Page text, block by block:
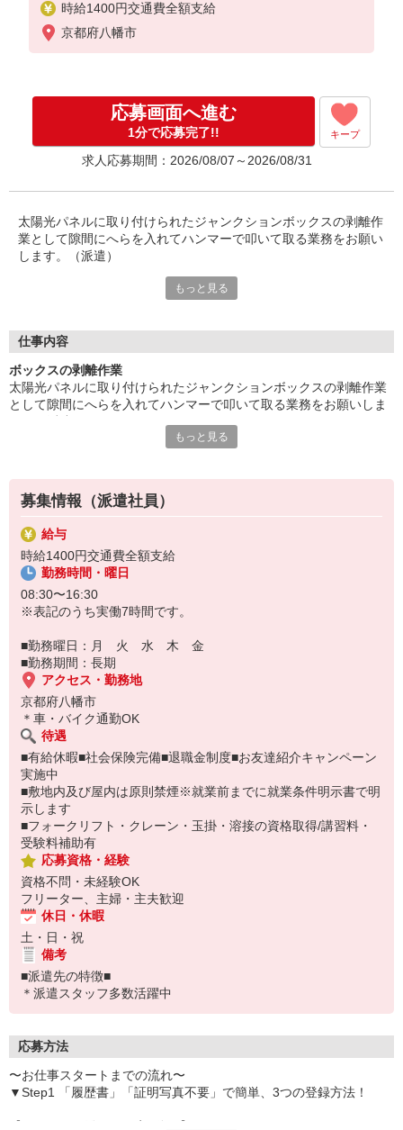
時給1400円交通費全額支給
京都府八幡市
応募画面へ進む
1分で応募完了!! キープ
求人応募期間：2026/08/07～2026/08/31
太陽光パネルに取り付けられたジャンクションボックスの剥離作
業として隙間にへらを入れてハンマーで叩いて取る業務をお願い
します。（派遣）
未経験者大歓迎。業務習熟のためのOJTがあり安心。土日祝休み
層の方が活躍しています。
（当社規定あり）
『テクノ・サービス』は、派遣業界大手スタッフサービスグルー
全国にあるお仕事の中から、一人ひとりのスキルや希望条件に応
安全管理体制も万全ですので安心してご就業いただけます。
登録方法は、【オンライン】【電話】【登録会来場】の3つから
選べます♪
★★履歴書・証明写真は不要！★★
また、ご登録済の方はお仕事の紹介がスムーズです。
ご応募お待ちしています。
もっと見る
仕事内容
ボックスの剥離作業
太陽光パネルに取り付けられたジャンクションボックスの剥離作業
として隙間にへらを入れてハンマーで叩いて取る業務をお願いしま
未経験者大歓迎。業務習熟のためのOJTがあり安心。土日祝休みで
の方が活躍しています。
もっと見る
募集情報（派遣社員）
給与
時給1400円交通費全額支給
勤務時間・曜日
08:30〜16:30
※表記のうち実働7時間です。
■勤務曜日：月 火 水 木 金
■勤務期間：長期
アクセス・勤務地
京都府八幡市
＊車・バイク通勤OK
待遇
■有給休暇■社会保険完備■退職金制度■お友達紹介キャンペーン
実施中
■敷地内及び屋内は原則禁煙※就業前までに就業条件明示書で明
示します
■フォークリフト・クレーン・玉掛・溶接の資格取得/講習料・
受験料補助有
応募資格・経験
資格不問・未経験OK
フリーター、主婦・主夫歓迎
休日・休暇
土・日・祝
備考
■派遣先の特徴■
＊派遣スタッフ多数活躍中
応募方法
〜お仕事スタートまでの流れ〜
▼Step1 「履歴書」「証明写真不要」で簡単、3つの登録方法！